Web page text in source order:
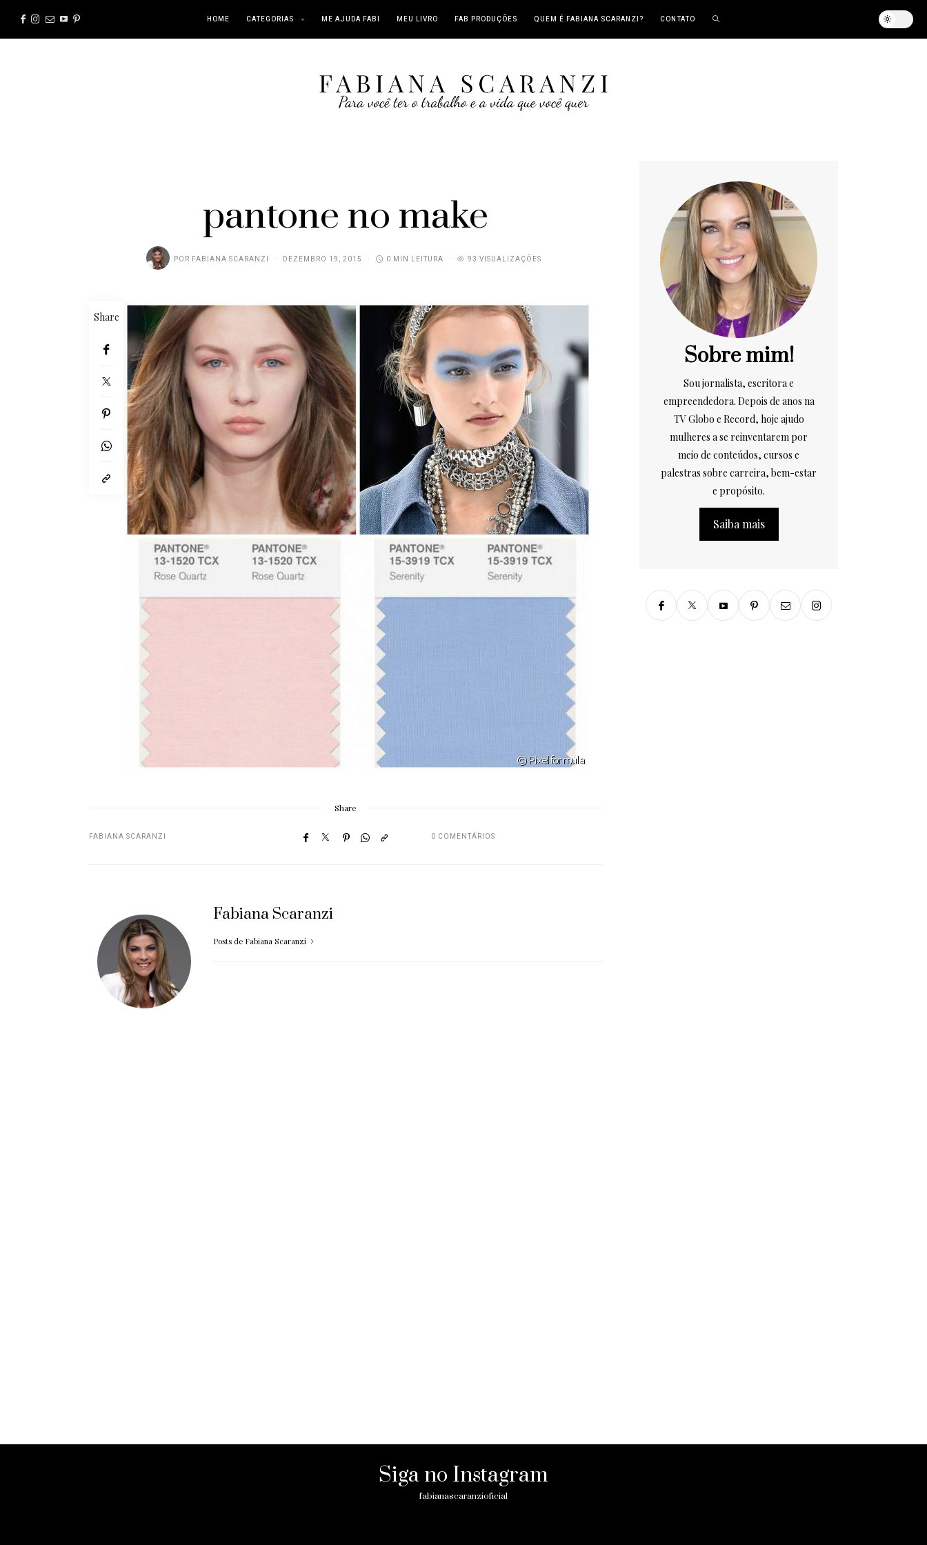
HOME CATEGORIAS ME AJUDA FABI MEU LIVRO FAB PRODUÇÕES QUEM É FABIANA SCARANZI? CONTATO
pantone no make
POR FABIANA SCARANZI DEZEMBRO 19, 2015 0 MIN LEITURA 93 VISUALIZAÇÕES
Share
Share
FABIANA SCARANZI 0 COMENTÁRIOS
Fabiana Scaranzi
Posts de Fabiana Scaranzi
Sobre mim!
Sou jornalista, escritora e
empreendedora. Depois de anos na
TV Globo e Record, hoje ajudo
mulheres a se reinventarem por
meio de conteúdos, cursos e
palestras sobre carreira, bem-estar
e propósito.
Saiba mais
Siga no Instagram
fabianascaranzioficial